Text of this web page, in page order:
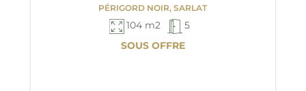
PÉRIGORD NOIR, SARLAT
104 m2
5
SOUS OFFRE